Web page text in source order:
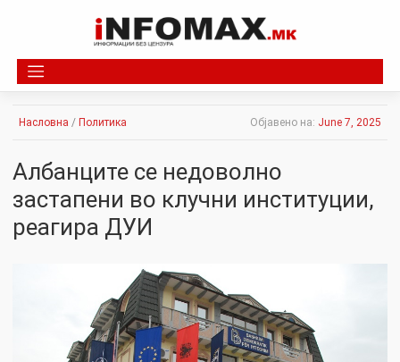
Насловна / Политика Објавено на: June 7, 2025
Албанците се недоволно
застапени во клучни институции,
реагира ДУИ